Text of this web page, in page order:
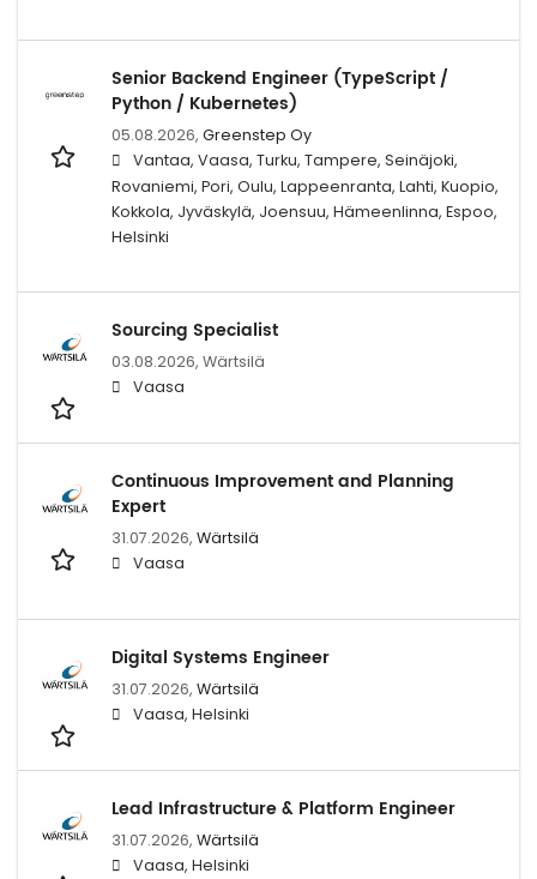
Senior Backend Engineer (TypeScript /
Python / Kubernetes)
05.08.2026, Greenstep Oy
Vantaa, Vaasa, Turku, Tampere, Seinäjoki,
Rovaniemi, Pori, Oulu, Lappeenranta, Lahti, Kuopio,
Kokkola, Jyväskylä, Joensuu, Hämeenlinna, Espoo,
Helsinki
Sourcing Specialist
03.08.2026, Wärtsilä
Vaasa
Continuous Improvement and Planning
Expert
31.07.2026, Wärtsilä
Vaasa
Digital Systems Engineer
31.07.2026, Wärtsilä
Vaasa, Helsinki
Lead Infrastructure & Platform Engineer
31.07.2026, Wärtsilä
Vaasa, Helsinki